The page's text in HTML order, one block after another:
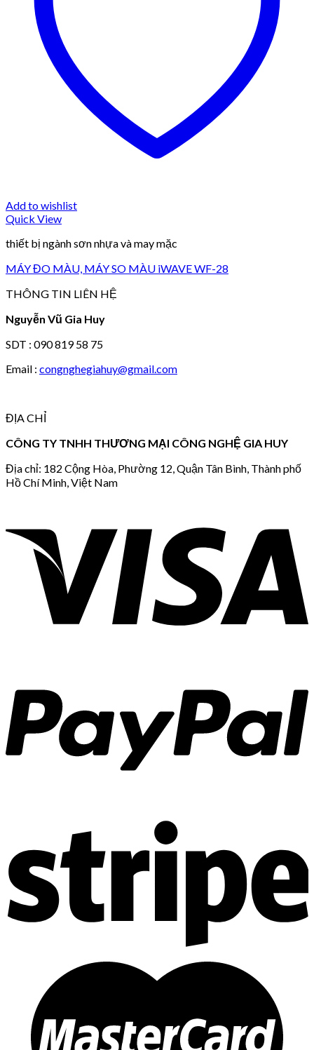
Add to wishlist
Quick View
thiết bị ngành sơn nhựa và may mặc
MÁY ĐO MÀU, MÁY SO MÀU iWAVE WF-28
THÔNG TIN LIÊN HỆ
Nguyễn Vũ Gia Huy
SDT : 090 819 58 75
Email : congnghegiahuy@gmail.com
ĐỊA CHỈ
CÔNG TY TNHH THƯƠNG MẠI CÔNG NGHỆ GIA HUY
Địa chỉ: 182 Cộng Hòa, Phường 12, Quận Tân Bình, Thành phố
Hồ Chí Minh, Việt Nam